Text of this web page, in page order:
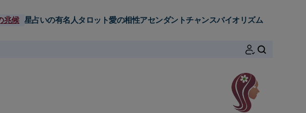
兆候 星占いの有名人タロット愛の相性アセンダントチャンスバイオリズム